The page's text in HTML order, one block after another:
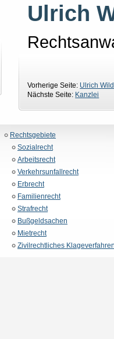
Ulrich
Vorherige Seite: Ulrich
Nächste Seite: Kanzlei
Rechtsgebiete
Sozialrecht
Arbeitsrecht
Verkehrsunfallrecht
Erbrecht
Familienrecht
Strafrecht
Bußgeldsachen
Mietrecht
Zivilrechtliches